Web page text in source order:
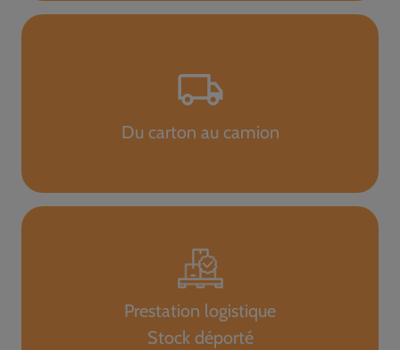
Du carton au camion
Prestation logistique
Stock déporté